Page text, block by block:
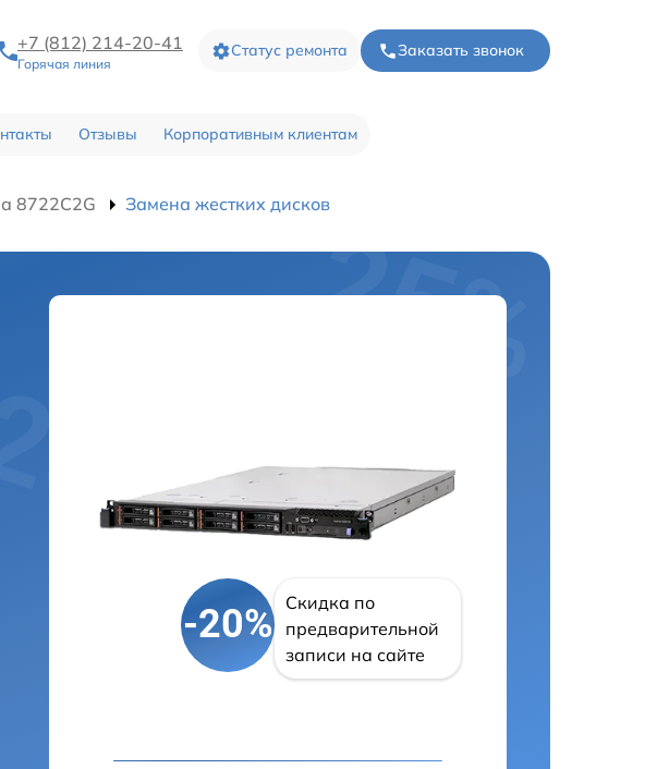
+7 (812) 214-20-41
Горячая линия
Статус ремонта Заказать звонок
Отзывы Корпоративным клиентам
8722C2G Замена жестких дисков
-20%
Скидка по
предварительной
записи на сайте